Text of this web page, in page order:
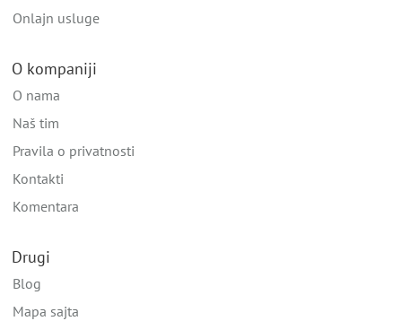
Onlajn usluge
O kompaniji
O nama
Naš tim
Pravila o privatnosti
Kontakti
Komentara
Drugi
Blog
Mapa sajta